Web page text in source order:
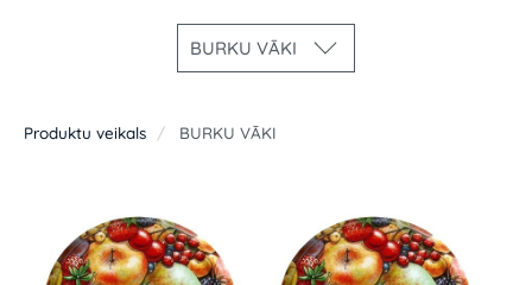
BURKU VĀKI
Produktu veikals BURKU VĀKI